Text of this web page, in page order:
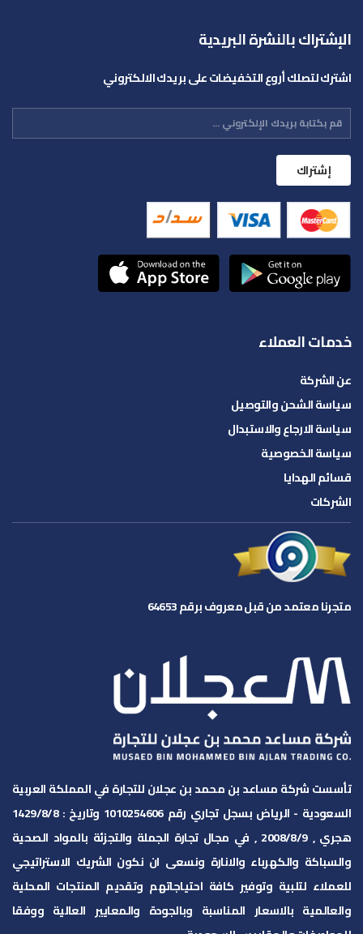
الإشتراك بالنشرة البريدية
اشترك لتصلك أروع التخفيضات على بريدك الالكتروني
إشتراك
خدمات العملاء
عن الشركة
سياسة الشحن والتوصيل
سياسة الارجاع والاستبدال
سياسة الخصوصية
قسائم الهدايا
الشركات
متجرنا معتمد من قبل معروف برقم 64653
تأسست شركة مساعد بن محمد بن عجلان للتجارة في المملكة العربية
السعودية - الرياض بسجل تجاري رقم 1010254606 وتاريخ :
1429/8/8
هجري , 2008/8/9 , في مجال تجارة الجملة والتجزئة بالمواد الصحية
والسباكة والكهرباء والانارة ونسعى ان نكون الشريك الاستراتيجي
للعملاء لتلبية وتوفير كافة احتياجاتهم وتقديم المنتجات المحلية
والعالمية بالاسعار المناسبة وبالجودة والمعايير العالية ووفقا